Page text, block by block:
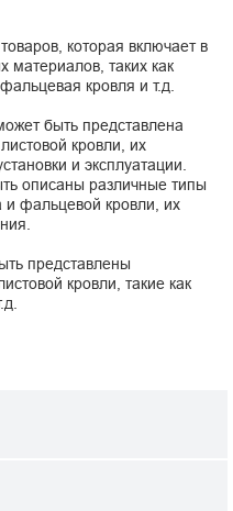
которая включает в
материалов, таких как
кровля и т.д.
быть представлена
кровли, их
и эксплуатации.
описаны различные типы
фальцевой кровли, их
представлены
кровли, такие как